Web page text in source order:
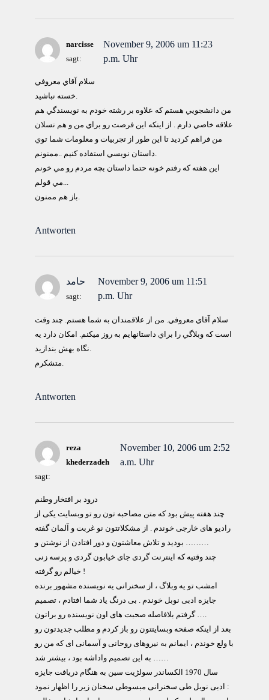
narcisse
sagt:
November 9, 2006 um 11:23
p.m. Uhr
سلام آقاي معروفي
خسته نباشيد.
من دانشجويي هستم كه علاوه بر رشته خودم به نويسندگي هم
علاقه خاصي دارم . از اينكه اين فرصت رو براي من و هم نسلان
من فراهم كرديد تا اين طور از تجربيات و معلومات شما توي
داستان نويسي استفاده كنيم ..ممنونم.
اين هفته كه رفتم خونه حتما داستان بچه مردم رو مي خونم
..مي قولم.
باز هم ممنون.
Antworten
حامد
sagt:
November 9, 2006 um 11:51
p.m. Uhr
سلام آقاي معروفي. من از علاقمندان به شما هستم. چند وقت
است كه وبلاگي را براي داستانهايم به روز ميكنم. امكان دارد يه
Antworten
reza
khederzadeh
sagt:
November 10, 2006 um 2:52
a.m. Uhr
درود بر افتخار وطنم
چند هفته پیش بود که متن مصاحبه تون رو تو وبسایت یکی از
رادیو های خارجی خوندم . از مشکلاتتون نو غربت و آلمان گفته
بودید و تلاش معاشتون و دور افتادن از نوشتن و ………
چند وقتیه که اینترنت گردی جای خیابون گردی و پرسه زنی
خیالم رو گرفته !
امشب تو یه وبلاگ ، از سخنرانی یه نویسنده مشهور برنده
جایزه ادبی نوبل خوندم . بی درنگ یاد شما افتادم ، تصمیم
گرفتم بلافاصله صحبت های اون نویسنده رو براتون ….
بعد از اینکه صفحه وبسایتتون رو باز کردم و مطلب جدیدتون رو
با ولع خوندم ، ایمانم به نیروهای روحانی و آسمانی ای که من رو
به این تصمیم واداشه بود ، بیشتر شد ……
سال 1970 الکساندر سولژیت سین به هنگام دریافت جایزه
ادبی نوبل طی سخنرانی مبسوطی سخنان زیر را اظهار نمود :